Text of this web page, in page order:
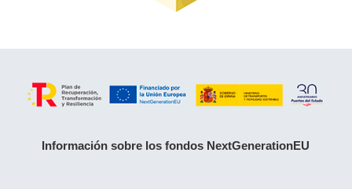
Información sobre los fondos NextGenerationEU